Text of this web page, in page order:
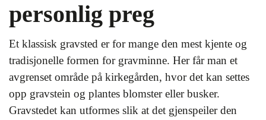
personlig preg
Et klassisk gravsted er for mange den mest kjente og
tradisjonelle formen for gravminne. Her får man et
avgrenset område på kirkegården, hvor det kan settes
opp gravstein og plantes blomster eller busker.
Gravstedet kan utformes slik at det gjenspeiler den